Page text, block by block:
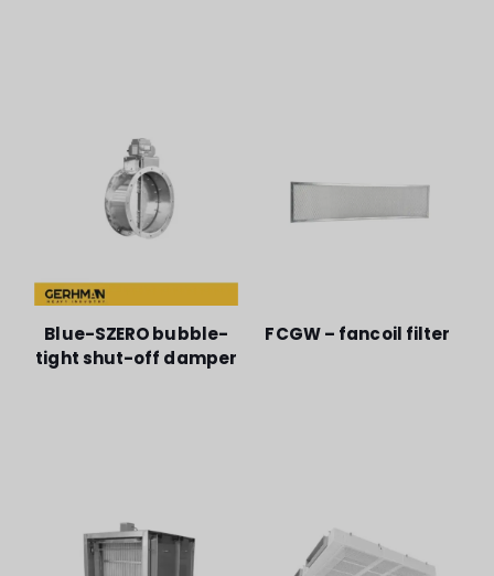
Blue-SZERO bubble-
tight shut-off damper
FCGW – fancoil filter